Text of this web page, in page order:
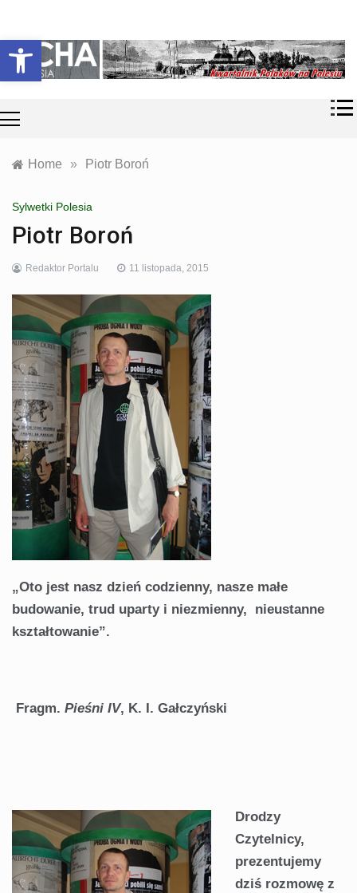
Otwórz pasek narzędzi
content
Echa
Polesia
współczesność
Polaków na
Polesiu.
Home » Piotr Boroń
Sylwetki Polesia
Piotr Boroń
Redaktor Portalu 11 listopada, 2015
„Oto jest nasz dzień codzienny, nasze małe
budowanie, trud uparty i niezmienny, nieustanne
kształtowanie”.
Fragm. Pieśni IV, K. I. Gałczyński
Drodzy
Czytelnicy,
prezentujemy
dziś rozmowę z